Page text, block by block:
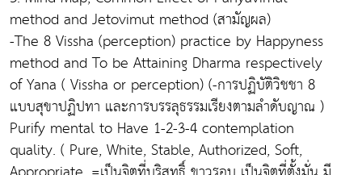
method and Jetovimut method (สามัญผล)
-The 8 Vissha (perception) practice by Happyness
method and To be Attaining Dharma respectively
of Yana ( Vissha or perception) (-การปฏิบัติวิชชา 8
แบบสุขาปฏิปทา และการบรรลุธรรมเรียงตามลำดับญาณ )
Purify mental to Have 1-2-3-4 contemplation
quality. ( Pure, White, Stable, Authorized, Soft,